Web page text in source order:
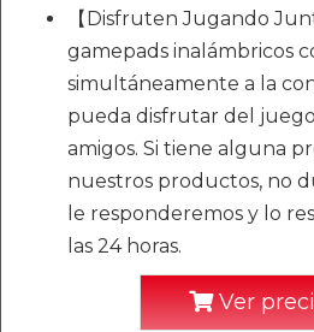
【Disfruten Jugando
gamepads inalámbricos
simultáneamente a la
pueda disfrutar del
amigos. Si tiene alguna
nuestros productos, no
le responderemos y lo
las 24 horas.
Ver